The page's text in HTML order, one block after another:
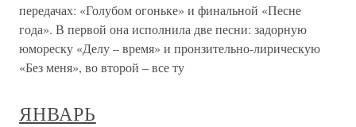
передачах: «Голубом огоньке» и финальной «Песне
года». В первой она исполнила две песни: задорную
юмореску «Делу – время» и пронзительно-лирическую
«Без меня», во второй – все ту
ЯНВАРЬ